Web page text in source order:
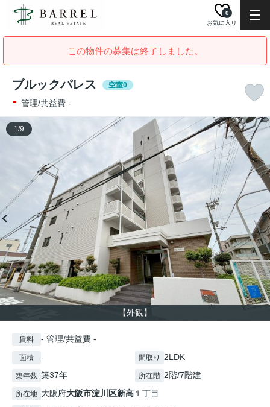
お気に入り
0
この物件の募集は終了しました。
ブルックパレス 空室0
- 管理/共益費 -
【外観】
1/9
賃料 - 管理/共益費 -
面積 - 間取り 2LDK
築年数 築37年 所在階 2階/7階建
所在地 大阪府大阪市淀川区新高１丁目